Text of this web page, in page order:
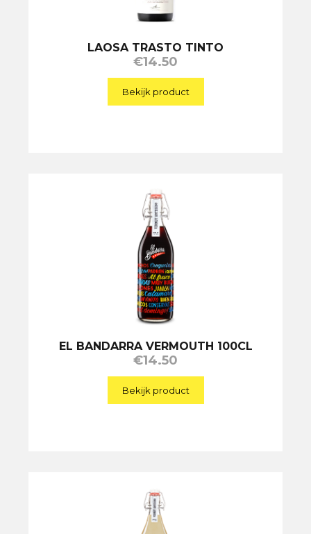
LAOSA TRASTO TINTO
€14.50
Bekijk product
EL BANDARRA VERMOUTH 100CL
€14.50
Bekijk product